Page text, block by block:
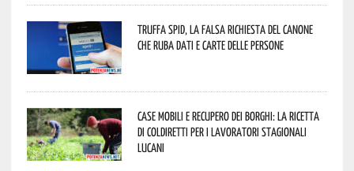
Truffa Spid, la falsa richiesta del canone
che ruba dati e carte delle persone
Case mobili e recupero dei borghi: la ricetta
di Coldiretti per i lavoratori stagionali
lucani